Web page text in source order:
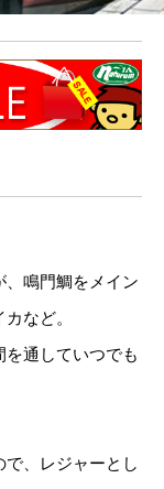
、鳴門鯛をメイン
など。
通していつでも
で、レジャーとし